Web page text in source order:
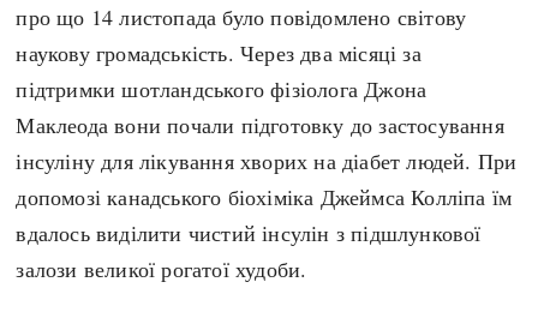
А(нта)рктика
Африка
Європа
Визначальні події
#Хештеги
Автори
done
про що 14 листопада було повідомлено світову
наукову громадськість. Через два місяці за
підтримки шотландського фізіолога Джона
Маклеода вони почали підготовку до застосування
інсуліну для лікування хворих на діабет людей. При
допомозі канадського біохіміка Джеймса Колліпа їм
вдалось виділити чистий інсулін з підшлункової
залози великої рогатої худоби.